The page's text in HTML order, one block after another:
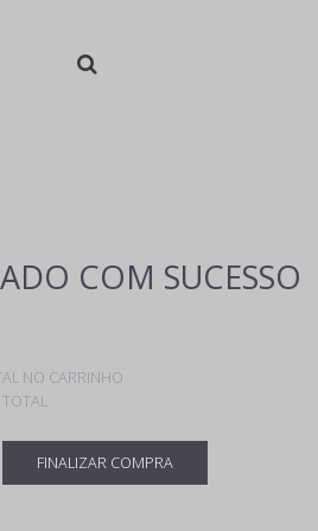
COM SUCESSO
NO CARRINHO
FINALIZAR COMPRA